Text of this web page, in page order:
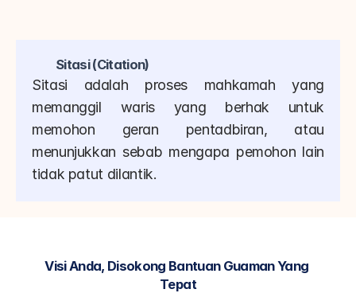
Sitasi (Citation)
Sitasi adalah proses mahkamah yang
memanggil waris yang berhak untuk
memohon geran pentadbiran, atau
menunjukkan sebab mengapa pemohon lain
tidak patut dilantik.
Visi Anda, Disokong Bantuan Guaman Yang
Tepat